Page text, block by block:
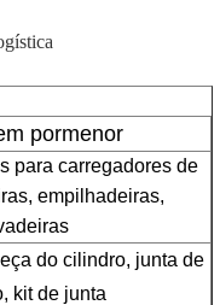
pormenor
para carregadores de
empilhadeiras,
do cilindro, junta de
kit de junta